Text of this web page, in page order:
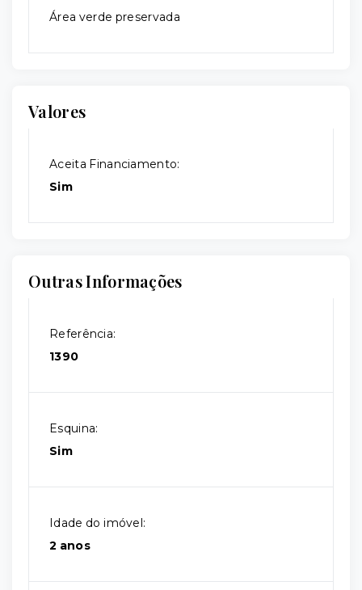
Área verde preservada
Valores
Aceita Financiamento:
Sim
Outras Informações
Referência:
1390
Esquina:
Sim
Idade do imóvel:
2 anos